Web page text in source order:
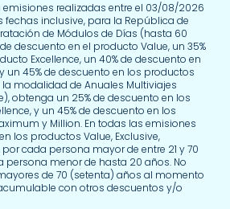
realizadas entre el 03/08/2026
fechas inclusive, para la República de
de Módulos de Días (hasta 60
descuento en el producto Value, un 35%
Excellence, un 40% de descuento en
un 45% de descuento en los productos
la modalidad de Anuales Multiviajes
obtenga un 25% de descuento en los
y un 45% de descuento en los
y Million. En todas las emisiones
los productos Value, Exclusive,
cada persona mayor de entre 21 y 70
persona menor de hasta 20 años. No
de 70 (setenta) años al momento
con otros descuentos y/o